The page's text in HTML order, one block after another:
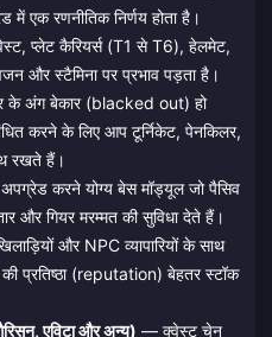
में एक रणनीतिक निर्णय होता है।
प्लेट कैरियर्स (T1 से T6), हेलमेट,
और स्टैमिना पर प्रभाव पड़ता है।
के अंग बेकार (blacked out) हो
करने के लिए आप टूर्निकेट, पेनकिलर,
रखते हैं।
करने योग्य बेस मॉड्यूल जो पैसिव
और गियर मरम्मत की सुविधा देते हैं।
और NPC व्यापारियों के साथ
प्रतिष्ठा (reputation) बेहतर स्टॉक
एविटा और अन्य) — क्वेस्ट चेन